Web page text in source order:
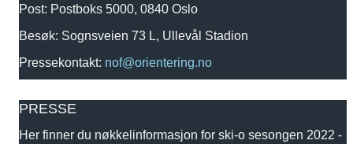
Post: Postboks 5000, 0840 Oslo
Besøk: Sognsveien 73 L, Ullevål Stadion
Pressekontakt: nof@orientering.no
PRESSE
Her finner du nøkkelinformasjon for ski-o sesongen 2022 -